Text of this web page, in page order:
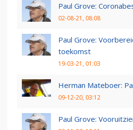
Paul Grove:
02-08-21, 08:08
Paul Grove:
toekomst
19-03-21, 01:03
Herman Mateboer:
09-12-20, 03:12
Paul Grove: